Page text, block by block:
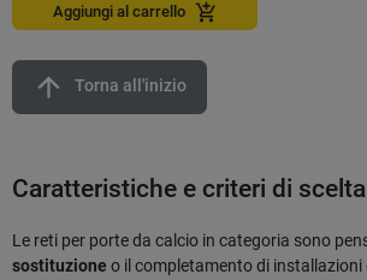
Aggiungi al carrello add_shopping_cart
arrow_upward Torna all'inizio
Caratteristiche e criteri di scelta
Le reti per porte da calcio in categoria sono
sostituzione o il completamento di